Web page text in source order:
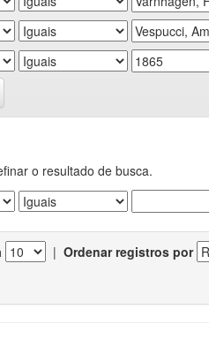
o resultado de busca.
| Ordenar registros por